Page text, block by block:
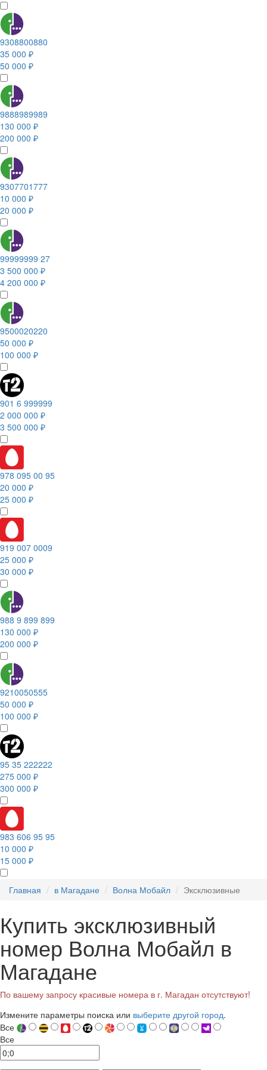
9308800880
35 000 ₽
50 000 ₽
9888989989
130 000 ₽
200 000 ₽
9307701777
10 000 ₽
20 000 ₽
99999999 27
3 500 000 ₽
4 200 000 ₽
9500020220
50 000 ₽
100 000 ₽
901 6 999999
2 000 000 ₽
3 500 000 ₽
978 095 00 95
20 000 ₽
25 000 ₽
919 007 0009
25 000 ₽
30 000 ₽
988 9 899 899
130 000 ₽
200 000 ₽
9210050555
50 000 ₽
100 000 ₽
95 35 222222
275 000 ₽
300 000 ₽
983 606 95 95
10 000 ₽
15 000 ₽
Главная в Магадане Волна Мобайл Эксклюзивные
Купить эксклюзивный
номер Волна Мобайл в
Магадане
По вашему запросу красивые номера в г. Магадан отсутствуют!
Измените параметры поиска или выберите другой город.
Все
Все